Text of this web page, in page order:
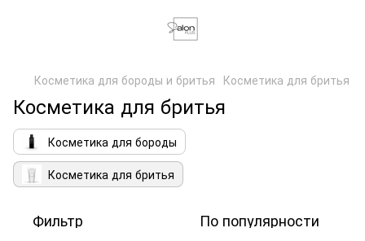
Косметика для бороды и бритья Косметика для бритья
Косметика для бритья
Косметика для бороды
Косметика для бритья
Фильтр По популярности